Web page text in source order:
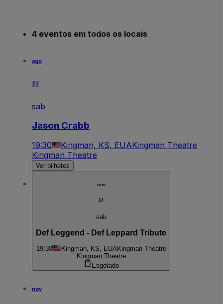
4 eventos em todos os locais
ago
22
sab
Jason Crabb
19:30 Kingman, KS, EUAKingman Theatre
Kingman Theatre
Ver bilhetes
nov
14
sab
Def Leggend - Def Leppard Tribute
19:30 Kingman, KS, EUAKingman Theatre
Kingman Theatre
Esgotado
nov